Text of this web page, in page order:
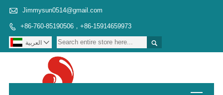
 Jimmysun0514@gmail.com
 +86-760-85190506，+86-15914659973
 العربية 